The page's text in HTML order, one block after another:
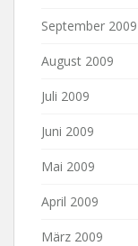
September 2009
August 2009
Juli 2009
Juni 2009
Mai 2009
April 2009
März 2009